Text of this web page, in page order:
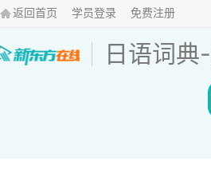
返回首页 学员登录 免费注册
日语词典-